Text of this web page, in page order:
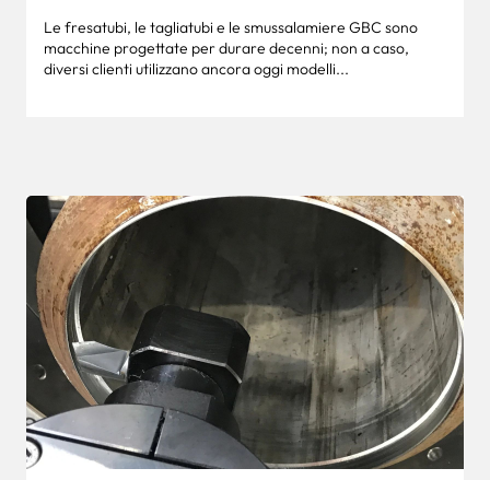
Le fresatubi, le tagliatubi e le smussalamiere GBC sono
macchine progettate per durare decenni; non a caso,
diversi clienti utilizzano ancora oggi modelli...